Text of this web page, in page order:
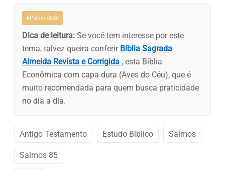
#Publicidade
Dica de leitura: Se você tem interesse por este
tema, talvez queira conferir Bíblia Sagrada
Almeida Revista e Corrigida , esta Bíblia
Econômica com capa dura (Aves do Céu), que é
muito recomendada para quem busca praticidade
no dia a dia.
Antigo Testamento Estudo Bíblico Salmos
Salmos 85